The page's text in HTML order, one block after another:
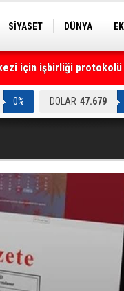
SİYASET DÜNYA
için işbirliği protokolü
0% DOLAR 47.679